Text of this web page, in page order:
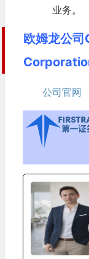
业务。
欧姆龙公司
公司官网